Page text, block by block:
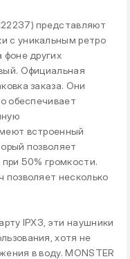
представляют
с уникальным ретро
других
Официальная
заказа. Они
обеспечивает
встроенный
позволяет
50% громкости.
несколько
IPX3, эти наушники
хотя не
в воду. MONSTER